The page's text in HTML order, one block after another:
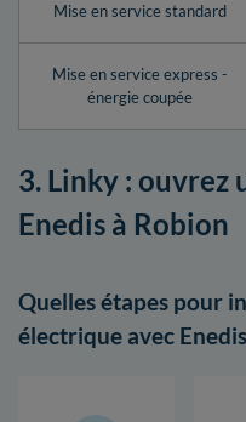
Mise en service standard
Mise en service express -
énergie coupée
3. Linky : ouvrez
Enedis à Robion
Quelles étapes pour
électrique avec